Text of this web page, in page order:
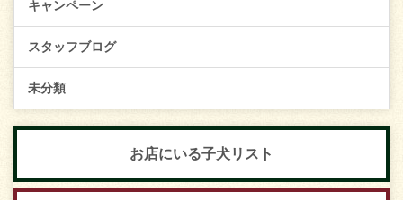
キャンペーン
スタッフブログ
未分類
お店にいる子犬リスト